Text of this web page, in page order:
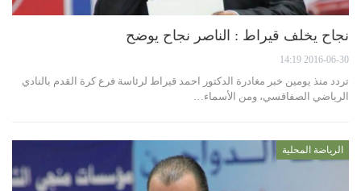
نجاح يخلف قيراط : الناصر نجاح يوضح
2016-06-30 14:19
تردد منذ يومين خبر مغادرة الدكتور احمد قيراط لرئاسة فرع كرة القدم بالنادي
الرياضي الصفاقسي، ومن الأسماء…
الرياضة المحلية